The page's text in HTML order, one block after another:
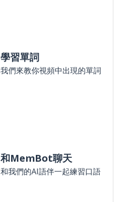
學習單詞
我們來教你視頻中出現的單詞
和MemBot聊天
和我們的AI語伴一起練習口語